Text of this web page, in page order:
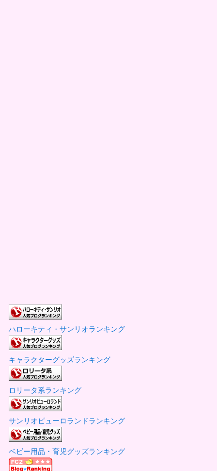
ハローキティ・サンリオランキング
キャラクターグッズランキング
ロリータ系ランキング
サンリオピューロランドランキング
ベビー用品・育児グッズランキング